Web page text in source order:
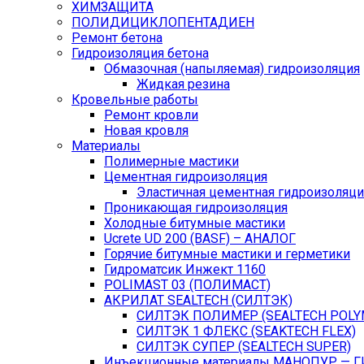
ХИМЗАЩИТА
ПОЛИДИЦИКЛОПЕНТАДИЕН
Ремонт бетона
Гидроизоляция бетона
Обмазочная (напыляемая) гидроизоляция
Жидкая резина
Кровельные работы
Ремонт кровли
Новая кровля
Материалы
Полимерные мастики
Цементная гидроизоляция
Эластичная цементная
Проникающая гидроизоляция
Холодные битумные мастики
Ucrete UD 200 (BASF) – АНАЛОГ
Горячие битумные мастики и герметики
Гидроматсик Инжект 1160
POLIMAST 03 (ПОЛИМАСТ)
АКРИЛАТ SEALTECH (СИЛТЭК)
СИЛТЭК ПОЛИМЕР (SEALTECH
СИЛТЭК 1 ФЛЕКС (SEAKTECH FLEX)
СИЛТЭК СУПЕР (SEALTECH SUPER)